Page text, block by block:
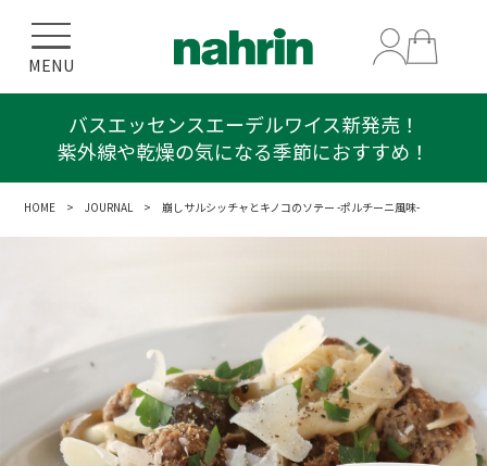
MENU
バスエッセンスエーデルワイス新発売！
紫外線や乾燥の気になる季節におすすめ！
HOME >JOURNAL> 崩しサルシッチャとキノコのソテー -ポルチーニ風味-